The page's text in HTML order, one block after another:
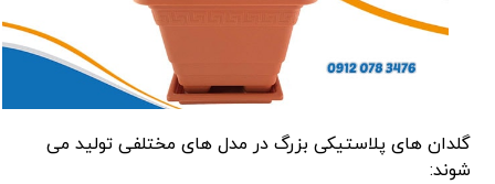
گلدان های پلاستیکی بزرگ در مدل های مختلفی تولید می
شوند: